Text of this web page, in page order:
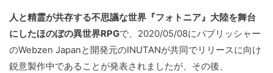
人と精霊が共存する不思議な世界『フォトニア』大陸を舞台
にしたほのぼの異世界RPGで、2020/05/08にパブリッシャー
のWebzen Japanと開発元のINUTANが共同でリリースに向け
鋭意製作中であることが発表されましたが、その後、